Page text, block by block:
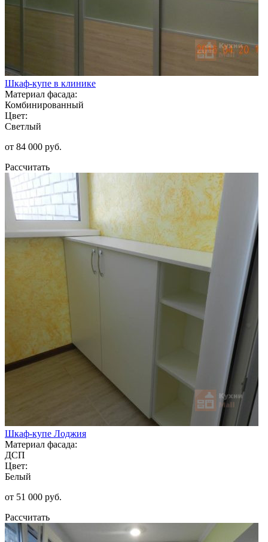
Шкаф-купе в клинике
Материал фасада:
Комбинированный
Цвет:
Светлый
от 84 000 руб.
Рассчитать
Шкаф-купе Лоджия
Материал фасада:
ДСП
Цвет:
Белый
от 51 000 руб.
Рассчитать